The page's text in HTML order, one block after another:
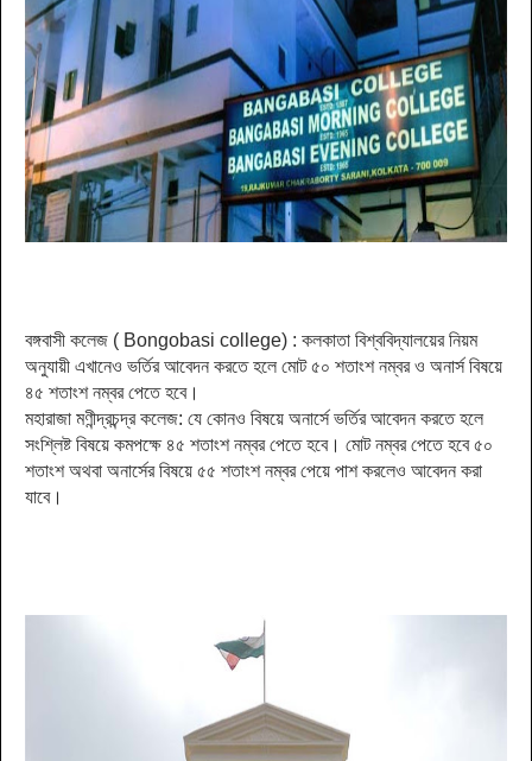
বঙ্গবাসী কলেজ ( Bongobasi college) : কলকাতা বিশ্ববিদ্যালয়ের নিয়ম
অনুযায়ী এখানেও ভর্তির আবেদন করতে হলে মোট ৫০ শতাংশ নম্বর ও অনার্স বিষয়ে
৪৫ শতাংশ নম্বর পেতে হবে।
মহারাজা মণীন্দ্রচন্দ্র কলেজ: যে কোনও বিষয়ে অনার্সে ভর্তির আবেদন করতে হলে
সংশ্লিষ্ট বিষয়ে কমপক্ষে ৪৫ শতাংশ নম্বর পেতে হবে। মোট নম্বর পেতে হবে ৫০
শতাংশ অথবা অনার্সের বিষয়ে ৫৫ শতাংশ নম্বর পেয়ে পাশ করলেও আবেদন করা
যাবে।